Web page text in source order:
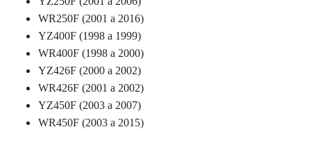
WR250F (2001 a 2016)
YZ400F (1998 a 1999)
WR400F (1998 a 2000)
YZ426F (2000 a 2002)
WR426F (2001 a 2002)
YZ450F (2003 a 2007)
WR450F (2003 a 2015)